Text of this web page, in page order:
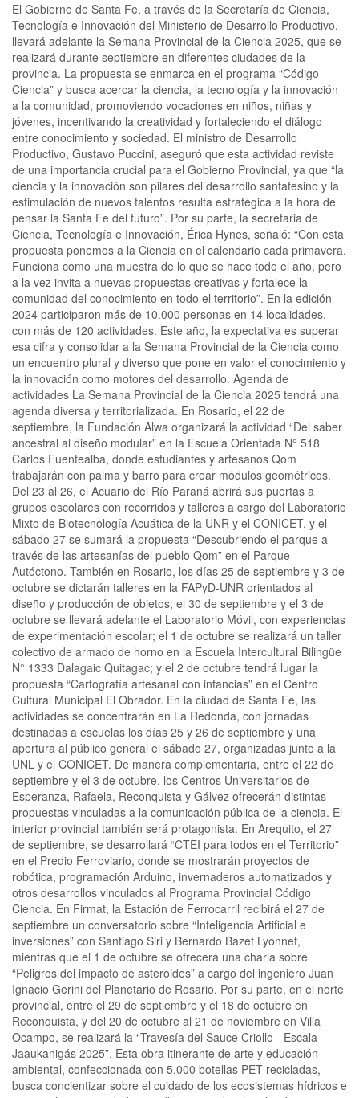
El Gobierno de Santa Fe, a través de la Secretaría de Ciencia,
Tecnología e Innovación del Ministerio de Desarrollo Productivo,
llevará adelante la Semana Provincial de la Ciencia 2025, que se
realizará durante septiembre en diferentes ciudades de la
provincia. La propuesta se enmarca en el programa “Código
Ciencia” y busca acercar la ciencia, la tecnología y la innovación
a la comunidad, promoviendo vocaciones en niños, niñas y
jóvenes, incentivando la creatividad y fortaleciendo el diálogo
entre conocimiento y sociedad. El ministro de Desarrollo
Productivo, Gustavo Puccini, aseguró que esta actividad reviste
de una importancia crucial para el Gobierno Provincial, ya que “la
ciencia y la innovación son pilares del desarrollo santafesino y la
estimulación de nuevos talentos resulta estratégica a la hora de
pensar la Santa Fe del futuro”. Por su parte, la secretaria de
Ciencia, Tecnología e Innovación, Érica Hynes, señaló: “Con esta
propuesta ponemos a la Ciencia en el calendario cada primavera.
Funciona como una muestra de lo que se hace todo el año, pero
a la vez invita a nuevas propuestas creativas y fortalece la
comunidad del conocimiento en todo el territorio”. En la edición
2024 participaron más de 10.000 personas en 14 localidades,
con más de 120 actividades. Este año, la expectativa es superar
esa cifra y consolidar a la Semana Provincial de la Ciencia como
un encuentro plural y diverso que pone en valor el conocimiento y
la innovación como motores del desarrollo. Agenda de
actividades La Semana Provincial de la Ciencia 2025 tendrá una
agenda diversa y territorializada. En Rosario, el 22 de
septiembre, la Fundación Alwa organizará la actividad “Del saber
ancestral al diseño modular” en la Escuela Orientada N° 518
Carlos Fuentealba, donde estudiantes y artesanos Qom
trabajarán con palma y barro para crear módulos geométricos.
Del 23 al 26, el Acuario del Río Paraná abrirá sus puertas a
grupos escolares con recorridos y talleres a cargo del Laboratorio
Mixto de Biotecnología Acuática de la UNR y el CONICET, y el
sábado 27 se sumará la propuesta “Descubriendo el parque a
través de las artesanías del pueblo Qom” en el Parque
Autóctono. También en Rosario, los días 25 de septiembre y 3 de
octubre se dictarán talleres en la FAPyD-UNR orientados al
diseño y producción de objetos; el 30 de septiembre y el 3 de
octubre se llevará adelante el Laboratorio Móvil, con experiencias
de experimentación escolar; el 1 de octubre se realizará un taller
colectivo de armado de horno en la Escuela Intercultural Bilingüe
N° 1333 Dalagaic Quitagac; y el 2 de octubre tendrá lugar la
propuesta “Cartografía artesanal con infancias” en el Centro
Cultural Municipal El Obrador. En la ciudad de Santa Fe, las
actividades se concentrarán en La Redonda, con jornadas
destinadas a escuelas los días 25 y 26 de septiembre y una
apertura al público general el sábado 27, organizadas junto a la
UNL y el CONICET. De manera complementaria, entre el 22 de
septiembre y el 3 de octubre, los Centros Universitarios de
Esperanza, Rafaela, Reconquista y Gálvez ofrecerán distintas
propuestas vinculadas a la comunicación pública de la ciencia. El
interior provincial también será protagonista. En Arequito, el 27
de septiembre, se desarrollará “CTEI para todos en el Territorio”
en el Predio Ferroviario, donde se mostrarán proyectos de
robótica, programación Arduino, invernaderos automatizados y
otros desarrollos vinculados al Programa Provincial Código
Ciencia. En Firmat, la Estación de Ferrocarril recibirá el 27 de
septiembre un conversatorio sobre “Inteligencia Artificial e
inversiones” con Santiago Siri y Bernardo Bazet Lyonnet,
mientras que el 1 de octubre se ofrecerá una charla sobre
“Peligros del impacto de asteroides” a cargo del ingeniero Juan
Ignacio Gerini del Planetario de Rosario. Por su parte, en el norte
provincial, entre el 29 de septiembre y el 18 de octubre en
Reconquista, y del 20 de octubre al 21 de noviembre en Villa
Ocampo, se realizará la “Travesía del Sauce Criollo - Escala
Jaaukanigás 2025”. Esta obra itinerante de arte y educación
ambiental, confeccionada con 5.000 botellas PET recicladas,
busca concientizar sobre el cuidado de los ecosistemas hídricos e